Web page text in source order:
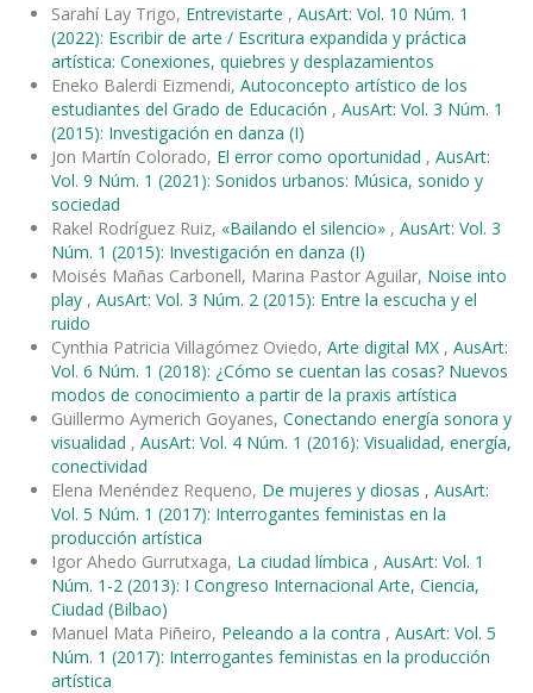
Sarahí Lay Trigo, Entrevistarte , AusArt: Vol. 10 Núm. 1
(2022): Escribir de arte / Escritura expandida y práctica
artística: Conexiones, quiebres y desplazamientos
Eneko Balerdi Eizmendi, Autoconcepto artístico de los
estudiantes del Grado de Educación , AusArt: Vol. 3 Núm. 1
(2015): Investigación en danza (I)
Jon Martín Colorado, El error como oportunidad , AusArt:
Vol. 9 Núm. 1 (2021): Sonidos urbanos: Música, sonido y
sociedad
Rakel Rodríguez Ruiz, «Bailando el silencio» , AusArt: Vol. 3
Núm. 1 (2015): Investigación en danza (I)
Moisés Mañas Carbonell, Marina Pastor Aguilar, Noise into
play , AusArt: Vol. 3 Núm. 2 (2015): Entre la escucha y el
ruido
Cynthia Patricia Villagómez Oviedo, Arte digital MX , AusArt:
Vol. 6 Núm. 1 (2018): ¿Cómo se cuentan las cosas? Nuevos
modos de conocimiento a partir de la praxis artística
Guillermo Aymerich Goyanes, Conectando energía sonora y
visualidad , AusArt: Vol. 4 Núm. 1 (2016): Visualidad, energía,
conectividad
Elena Menéndez Requeno, De mujeres y diosas , AusArt:
Vol. 5 Núm. 1 (2017): Interrogantes feministas en la
producción artística
Igor Ahedo Gurrutxaga, La ciudad límbica , AusArt: Vol. 1
Núm. 1-2 (2013): I Congreso Internacional Arte, Ciencia,
Ciudad (Bilbao)
Manuel Mata Piñeiro, Peleando a la contra , AusArt: Vol. 5
Núm. 1 (2017): Interrogantes feministas en la producción
artística